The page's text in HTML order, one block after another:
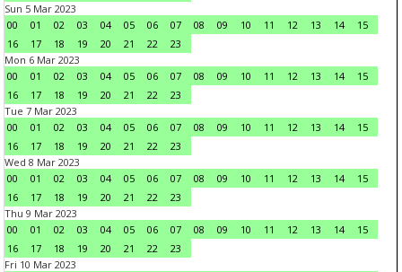
Sun 5 Mar 2023
00
01 02 03 04 05 06 07 08 09 10 11 12 13 14
15
16
17 18 19 20 21 22
23
Mon 6 Mar 2023
00
01 02 03 04 05 06 07 08 09 10 11 12 13 14
15
16
17 18 19 20 21 22
23
Tue 7 Mar 2023
00
01 02 03 04 05 06 07 08 09 10 11 12 13 14
15
16
17 18 19 20 21 22
23
Wed 8 Mar 2023
00
01 02 03 04 05 06 07 08 09 10 11 12 13 14
15
16
17 18 19 20 21 22
23
Thu 9 Mar 2023
00
01 02 03 04 05 06 07 08 09 10 11 12 13 14
15
16
17 18 19 20 21 22
23
Fri 10 Mar 2023